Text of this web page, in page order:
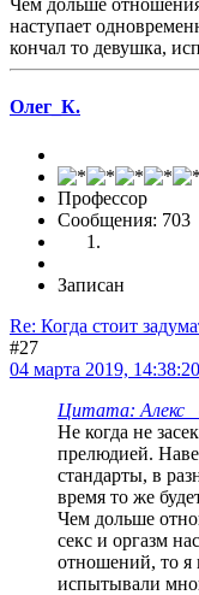
Чем дольше
наступает
кончал то девушка,
Олег_К.
Профессор
Сообщения: 703
Записан
Re: Когда стоит
#27
04 марта 2019, 14:38:20
Цитата: Алекс_
Не когда не
прелюдией.
стандарты, в
время то же
Чем дольше
секс и оргазм
отношений, то я
испытывали